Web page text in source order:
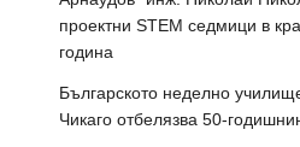
проектни STEM седмици в
година
Българското неделно
Чикаго отбелязва 50-